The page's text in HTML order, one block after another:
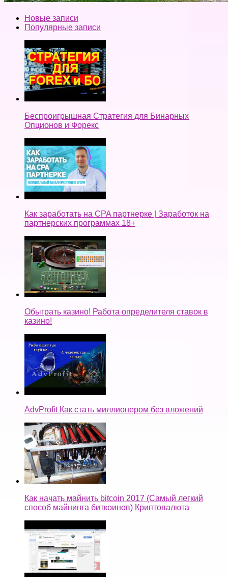
Новые записи
Популярные записи
Беспроигрышная Стратегия для Бинарных
Опционов и Форекс
Как заработать на CPA партнерке | Заработок на
партнерских программах 18+
Обыграть казино! Работа определителя ставок в
казино!
AdvProfit Как стать миллионером без вложений
Как начать майнить bitcoin 2017 (Самый легкий
способ майнинга биткоинов) Криптовалюта